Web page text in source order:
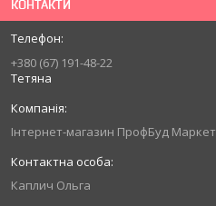
КОНТАКТИ
+380 (67) 191-48-22
Тетяна
Інтернет-магазин ПрофБуд Маркет
Каплич Ольга